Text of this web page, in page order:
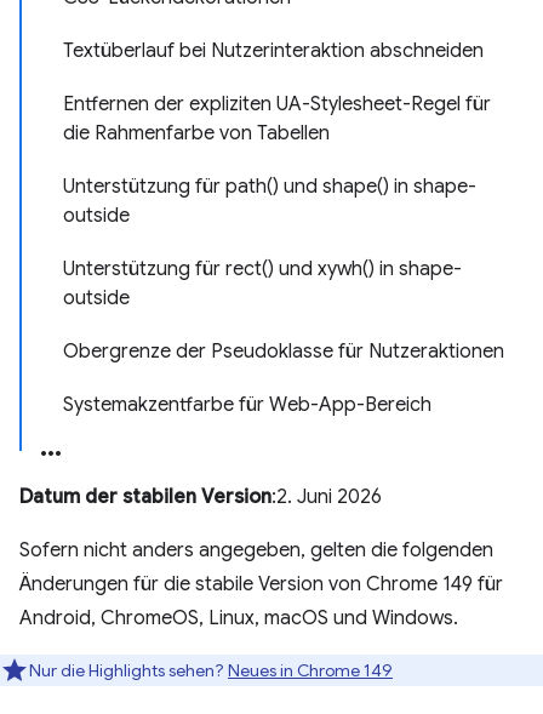
Textüberlauf bei Nutzerinteraktion abschneiden
Entfernen der expliziten UA-Stylesheet-Regel für
die Rahmenfarbe von Tabellen
Unterstützung für path() und shape() in shape-
outside
Unterstützung für rect() und xywh() in shape-
outside
Obergrenze der Pseudoklasse für Nutzeraktionen
Systemakzentfarbe für Web-App-Bereich
Datum der stabilen Version:2. Juni 2026
Sofern nicht anders angegeben, gelten die folgenden
Änderungen für die stabile Version von Chrome 149 für
Android, ChromeOS, Linux, macOS und Windows.
Nur die Highlights sehen? Neues in Chrome 149